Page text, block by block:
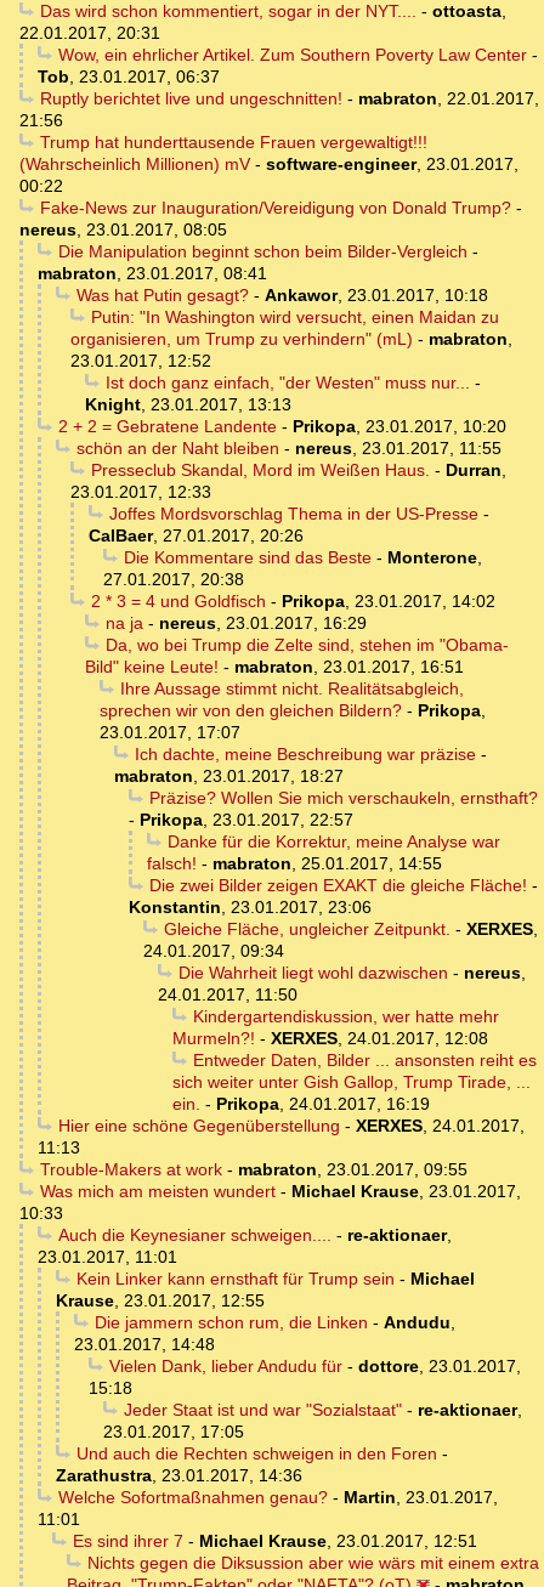
Das wird schon kommentiert, sogar in der NYT.... - ottoasta,
22.01.2017, 20:31
Wow, ein ehrlicher Artikel. Zum Southern Poverty Law Center-
Tob, 23.01.2017, 06:37
Ruptly berichtet live und ungeschnitten! - mabraton, 22.01.2017,
21:56
Trump hat hunderttausende Frauen vergewaltigt!!!
(Wahrscheinlich Millionen) mV- software-engineer, 23.01.2017,
00:22
Fake-News zur Inauguration/Vereidigung von Donald Trump?-
nereus, 23.01.2017, 08:05
Die Manipulation beginnt schon beim Bilder-Vergleich -
mabraton, 23.01.2017, 08:41
Was hat Putin gesagt?- Ankawor, 23.01.2017, 10:18
Putin: "In Washington wird versucht, einen Maidan zu
organisieren, um Trump zu verhindern" (mL) - mabraton,
23.01.2017, 12:52
Ist doch ganz einfach, "der Westen" muss nur... -
Knight, 23.01.2017, 13:13
2 + 2 = Gebratene Landente- Prikopa, 23.01.2017, 10:20
schön an der Naht bleiben - nereus, 23.01.2017, 11:55
Presseclub Skandal, Mord im Weißen Haus. - Durran,
23.01.2017, 12:33
Joffes Mordsvorschlag Thema in der US-Presse-
CalBaer, 27.01.2017, 20:26
Die Kommentare sind das Beste- Monterone,
27.01.2017, 20:38
2 * 3 = 4 und Goldfisch - Prikopa, 23.01.2017, 14:02
na ja- nereus, 23.01.2017, 16:29
Da, wo bei Trump die Zelte sind, stehen im "Obama-
Bild" keine Leute! - mabraton, 23.01.2017, 16:51
Ihre Aussage stimmt nicht. Realitätsabgleich,
sprechen wir von den gleichen Bildern? - Prikopa,
23.01.2017, 17:07
Ich dachte, meine Beschreibung war präzise-
mabraton, 23.01.2017, 18:27
Präzise? Wollen Sie mich verschaukeln, ernsthaft?
- Prikopa, 23.01.2017, 22:57
Danke für die Korrektur, meine Analyse war
falsch! - mabraton, 25.01.2017, 14:55
Die zwei Bilder zeigen EXAKT die gleiche Fläche! -
Konstantin, 23.01.2017, 23:06
Gleiche Fläche, ungleicher Zeitpunkt. - XERXES,
24.01.2017, 09:34
Die Wahrheit liegt wohl dazwischen - nereus,
24.01.2017, 11:50
Kindergartendiskussion, wer hatte mehr
Murmeln?! - XERXES, 24.01.2017, 12:08
Entweder Daten, Bilder ... ansonsten reiht es
sich weiter unter Gish Gallop, Trump Tirade, ...
ein. - Prikopa, 24.01.2017, 16:19
Hier eine schöne Gegenüberstellung - XERXES, 24.01.2017,
11:13
Trouble-Makers at work- mabraton, 23.01.2017, 09:55
Was mich am meisten wundert- Michael Krause, 23.01.2017,
10:33
Auch die Keynesianer schweigen.... - re-aktionaer,
23.01.2017, 11:01
Kein Linker kann ernsthaft für Trump sein - Michael
Krause, 23.01.2017, 12:55
Die jammern schon rum, die Linken - Andudu,
23.01.2017, 14:48
Vielen Dank, lieber Andudu für- dottore, 23.01.2017,
15:18
Jeder Staat ist und war "Sozialstaat"- re-aktionaer,
23.01.2017, 17:05
Und auch die Rechten schweigen in den Foren -
Zarathustra, 23.01.2017, 14:36
Welche Sofortmaßnahmen genau?- Martin, 23.01.2017,
11:01
Es sind ihrer 7 - Michael Krause, 23.01.2017, 12:51
Nichts gegen die Diksussion aber wie wärs mit einem extra